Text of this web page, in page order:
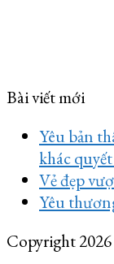
Bài viết mới
Yêu bản
khác
Vẻ đẹp
Yêu
Copyright